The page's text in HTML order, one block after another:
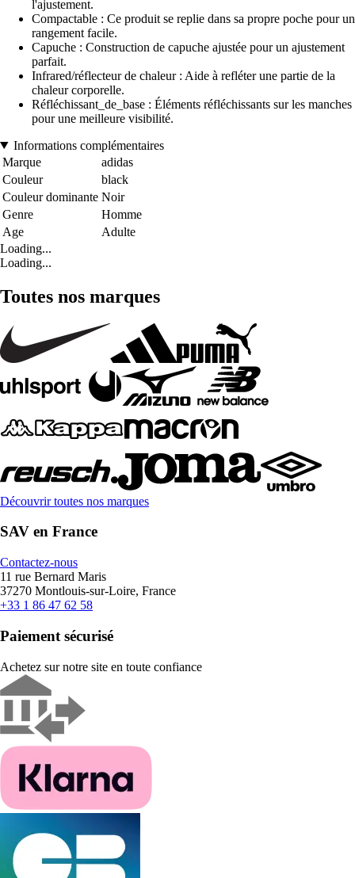
l'ajustement.
Compactable : Ce produit se replie dans sa propre poche pour un
rangement facile.
Capuche : Construction de capuche ajustée pour un ajustement
parfait.
Infrared/réflecteur de chaleur : Aide à refléter une partie de la
chaleur corporelle.
Réfléchissant_de_base : Éléments réfléchissants sur les manches
pour une meilleure visibilité.
Informations complémentaires
Marque
adidas
Couleur
black
Couleur dominante Noir
Genre
Homme
Age
Adulte
Loading...
Loading...
Toutes nos marques
Découvrir toutes nos marques
SAV en France
Contactez-nous
11 rue Bernard Maris
37270 Montlouis-sur-Loire, France
+33 1 86 47 62 58
Paiement sécurisé
Achetez sur notre site en toute confiance